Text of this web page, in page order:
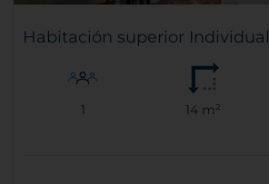
Habitación superior Individual
1 14 m²